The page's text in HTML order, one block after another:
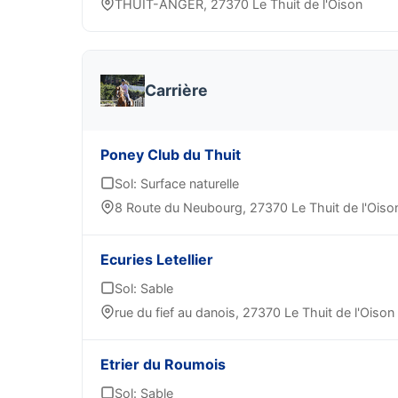
THUIT-ANGER, 27370 Le Thuit de l'Oison
Carrière
Poney Club du Thuit
Sol: Surface naturelle
8 Route du Neubourg, 27370 Le Thuit de
Ecuries Letellier
Sol: Sable
rue du fief au danois, 27370 Le Thuit de l'Oison
Etrier du Roumois
Sol: Sable